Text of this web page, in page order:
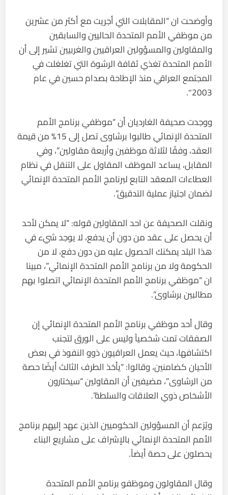
وأوضحت ان “المقابلات التي أجريت مع أكثر من عشرين
من موظفي الأمم المتحدة الحاليين والسابقين
والمقاولين والمسؤولين العراقيين والغربيين تشير إلى أن
الأمم المتحدة تغذي ثقافة الرشوة التي تغلغلت في
المجتمع العراقي منذ الإطاحة بصدام حسين في عام
2003″.
ووجدت صحيفة الغارديان أن “موظفي برنامج الأمم
المتحدة الإنمائي طالبوا برشاوى تصل إلى 15% من قيمة
العقد، وفقًا لثلاثة موظفين وأربعة مقاولين”، وفي
المقابل، يساعد الموظف المقاول على التنقل في نظام
العطاءات المعقد التابع لبرنامج الأمم المتحدة الإنمائي
لضمان اجتياز عملية التدقيق”.
ونقلت الصحيفة عن احد المقاولين قوله: “لا يمكن لأحد
أن يحصل على عقد من دون أن يدفع، لا يوجد شيء في
هذا البلد يمكنك الحصول عليه من دون دفع، لا من
الحكومة ولا من برنامج الأمم المتحدة الإنمائي”، مبينا
ان “موظفي برنامج الأمم المتحدة الإنمائي اتصلوا بهم
مطالبين برشاوى”.
وقال أحد موظفي برنامج الأمم المتحدة الإنمائي إن
الصفقات تمت شخصياً وليس على الورق لتجنب
اكتشافها، حيث يعمل العراقيون ذوو النفوذ في بعض
الأحيان كضامنين، وقالوا: “يأخذ الطرف الثالث أيضًا حصة
من الرشاوى”، مضيفين أن المقاولين “سيختارون
الأشخاص ذوي العلاقات والسلطة”.
ويُزعم أن المسؤولين الحكوميين الذين عهد إليهم برنامج
الأمم المتحدة الإنمائي بالإشراف على مشاريع البناء
يحصلون على حصة أيضاً.
وقال المقاولون وموظفو برنامج الأمم المتحدة